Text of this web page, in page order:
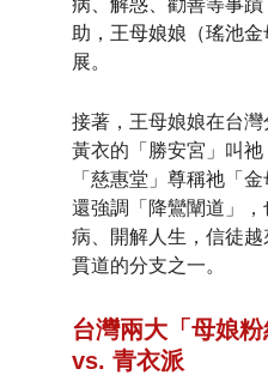
病、解惑、勸善等事
助，王母娘娘（瑤池
展。
接著，王母娘娘在台
黃衣的「勝安宮」叫祂
「慈惠堂」尊稱祂 「
還強調「降鸞闡道」
病、開解人生，信徒
貫道的分支之一。
台灣兩大「母娘
vs. 青衣派